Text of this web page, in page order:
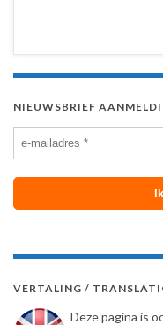
NIEUWSBRIEF
VERTALING /
Deze pagina is